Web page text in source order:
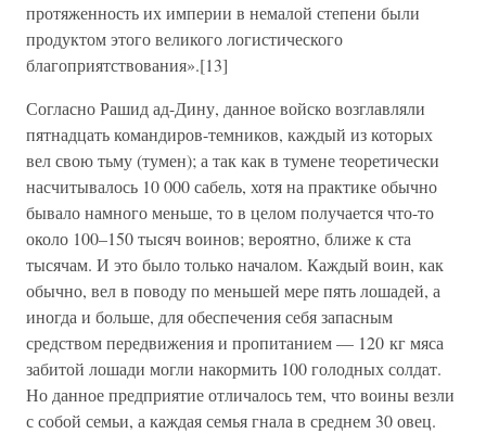
протяженность их империи в немалой степени были
продуктом этого великого логистического
благоприятствования».[13]
Согласно Рашид ад-Дину, данное войско возглавляли
пятнадцать командиров-темников, каждый из которых
вел свою тьму (тумен); а так как в тумене теоретически
насчитывалось 10 000 сабель, хотя на практике обычно
бывало намного меньше, то в целом получается что-то
около 100–150 тысяч воинов; вероятно, ближе к ста
тысячам. И это было только началом. Каждый воин, как
обычно, вел в поводу по меньшей мере пять лошадей, а
иногда и больше, для обеспечения себя запасным
средством передвижения и пропитанием — 120 кг мяса
забитой лошади могли накормить 100 голодных солдат.
Но данное предприятие отличалось тем, что воины везли
с собой семьи, а каждая семья гнала в среднем 30 овец.